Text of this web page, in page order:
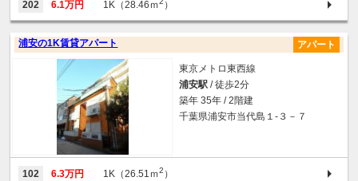
202 6.1万円 1K（28.46ｍ ）
浦安の1K賃貸アパート アパート
東京メトロ東西線
浦安駅 / 徒歩2分
築年 35年 / 2階建
千葉県浦安市当代島１-３－７
102 6.3万円 1K（26.51ｍ2 ）